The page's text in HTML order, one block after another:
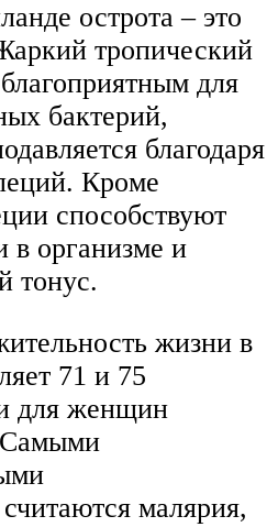
острота – это
тропический
для
бактерий,
благодаря
Кроме
способствуют
в организме и
тонус.
жизни в
71 и 75
для женщин
Самыми
малярия,